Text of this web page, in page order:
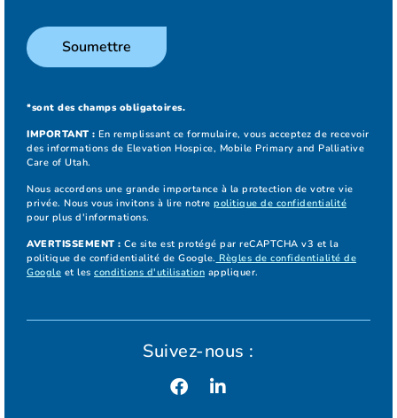
Soumettre
*sont des champs obligatoires.
IMPORTANT : En remplissant ce formulaire, vous acceptez de recevoir
des informations de Elevation Hospice, Mobile Primary and Palliative
Care of Utah.
Nous accordons une grande importance à la protection de votre vie
privée. Nous vous invitons à lire notre politique de confidentialité
pour plus d'informations.
AVERTISSEMENT : Ce site est protégé par reCAPTCHA v3 et la
politique de confidentialité de Google. Règles de confidentialité de
Google et les conditions d'utilisation appliquer.
Suivez-nous :